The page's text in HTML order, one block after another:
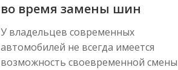
во время замены шин
У владельцев современных
автомобилей не всегда имеется
возможность своевременной смены